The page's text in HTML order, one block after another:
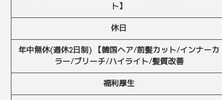
ト】
休日
年中無休(週休2日制) 【韓国ヘア/前髪カット/インナーカ
ラー/ブリーチ/ハイライト/髪質改善
福利厚生